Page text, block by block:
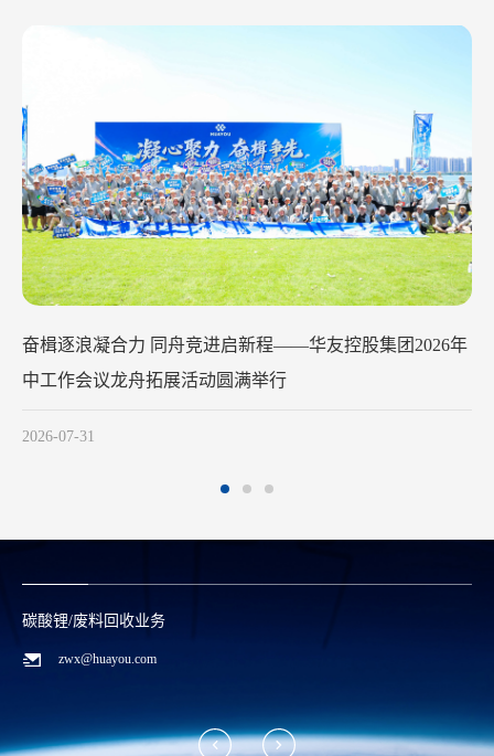
华友钴业2026年中工作会议在苏州召开
碳酸锂/废料回收业务
zwx@huayou.com